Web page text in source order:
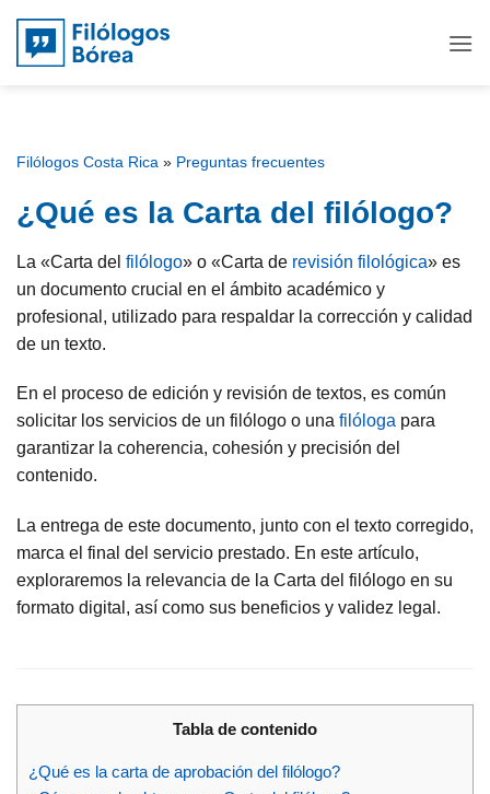
contenido
Filólogos Costa Rica » Preguntas frecuentes
¿Qué es la Carta del filólogo?
La «Carta del filólogo» o «Carta de revisión filológica» es
un documento crucial en el ámbito académico y
profesional, utilizado para respaldar la corrección y calidad
de un texto.
En el proceso de edición y revisión de textos, es común
solicitar los servicios de un filólogo o una filóloga para
garantizar la coherencia, cohesión y precisión del
contenido.
La entrega de este documento, junto con el texto corregido,
marca el final del servicio prestado. En este artículo,
exploraremos la relevancia de la Carta del filólogo en su
formato digital, así como sus beneficios y validez legal.
Tabla de contenido
¿Qué es la carta de aprobación del filólogo?